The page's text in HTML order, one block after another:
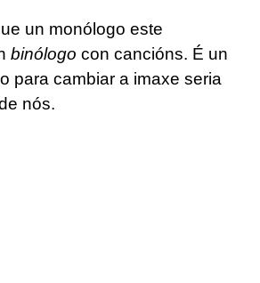
un monólogo este
binólogo con cancións. É un
para cambiar a imaxe seria
nós.